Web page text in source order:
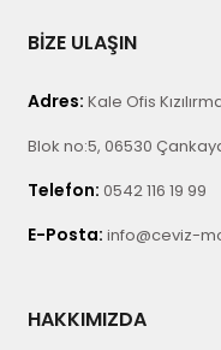
BİZE ULAŞIN
Adres: Kale Ofis
Blok no:5, 06530
Telefon: 0542 116 19 99
E-Posta: info@ceviz-
HAKKIMIZDA